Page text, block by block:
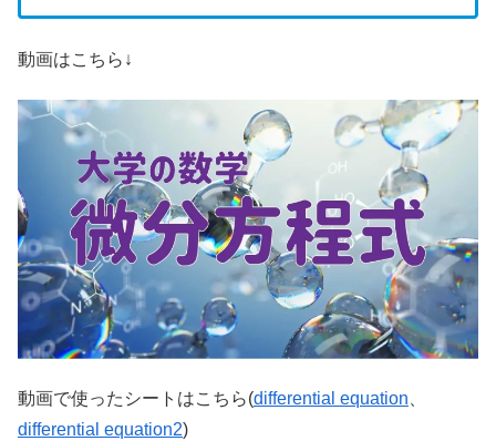
動画はこちら↓
動画で使ったシートはこちら(differential equation
differential equation2)